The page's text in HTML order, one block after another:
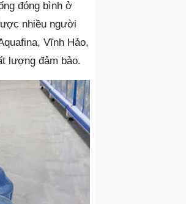
đóng bình ở
nhiều người
Vĩnh Hảo,
lượng đảm bảo.